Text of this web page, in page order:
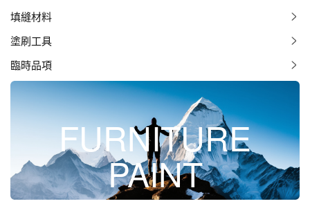
填縫材料
塗刷工具
臨時品項
FURNITURE
PAINT